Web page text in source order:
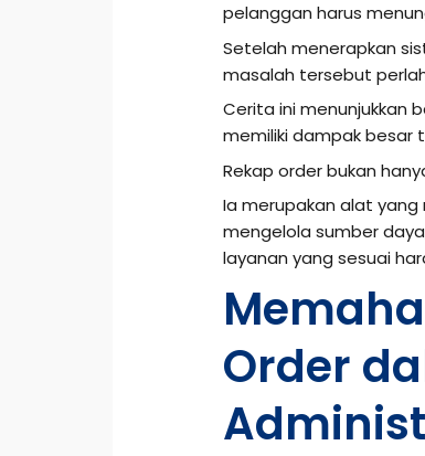
pelanggan harus
Setelah menerapkan
masalah tersebut
Cerita ini menunjukkan
memiliki dampak besar
Rekap order bukan
Ia merupakan alat
mengelola sumber
layanan yang sesuai
Order